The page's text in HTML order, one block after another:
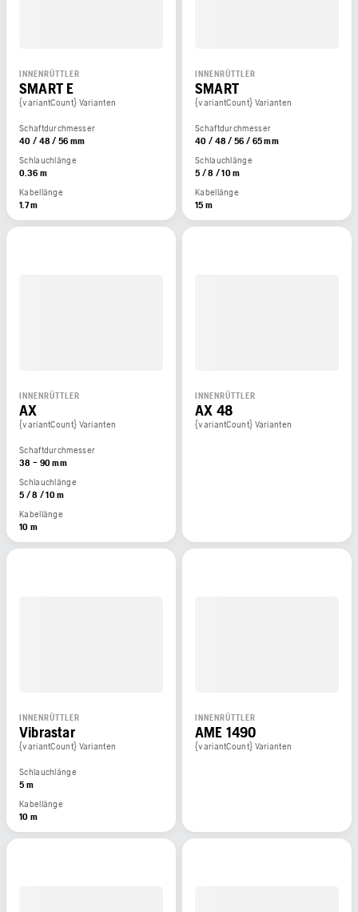
INNENRÜTTLER
SMART E
{variantCount} Varianten
Schaftdurchmesser
40 / 48 / 56 mm
Schlauchlänge
0.36 m
Kabellänge
1.7 m
INNENRÜTTLER
SMART
{variantCount} Varianten
Schaftdurchmesser
40 / 48 / 56 / 65 mm
Schlauchlänge
5 / 8 / 10 m
Kabellänge
15 m
INNENRÜTTLER
AX
{variantCount} Varianten
Schaftdurchmesser
38 – 90 mm
Schlauchlänge
5 / 8 / 10 m
Kabellänge
10 m
INNENRÜTTLER
AX 48
{variantCount} Varianten
INNENRÜTTLER
Vibrastar
{variantCount} Varianten
Schlauchlänge
5 m
Kabellänge
10 m
INNENRÜTTLER
AME 1490
{variantCount} Varianten